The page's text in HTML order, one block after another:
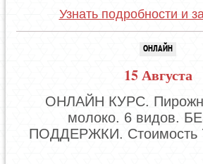
Узнать подробности и
ОНЛАЙН
15 Августа
ОНЛАЙН КУРС.
молоко. 6 видов.
ПОДДЕРЖКИ. Стоимость